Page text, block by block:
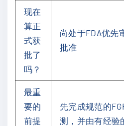
现在
算正
式获
批了
吗？
尚处于FDA优先
批准
最重
要的
前提
先完成规范的
测，并由有经验